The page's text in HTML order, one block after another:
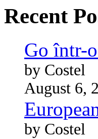
Recent
Go într-
by Costel
August 6,
by Costel